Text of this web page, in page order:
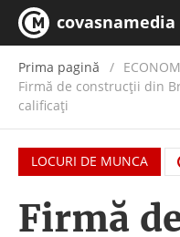
covasnamedia
Prima pagină
Firmă de construcții din
calificați
LOCURI DE MUNCA
Firmă